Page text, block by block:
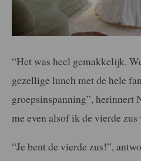
“Het was heel gemakkelijk.
gezellige lunch met de hele
groepsinspanning”, herinnert
me even alsof ik de vierde zus
“Je bent de vierde zus!”,